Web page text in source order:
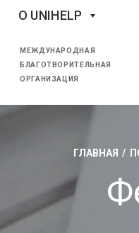
O UNIHELP
МЕЖДУНАРОДНАЯ
БЛАГОТВОРИТЕЛЬНАЯ
ОРГАНИЗАЦИЯ
ГЛАВНАЯ